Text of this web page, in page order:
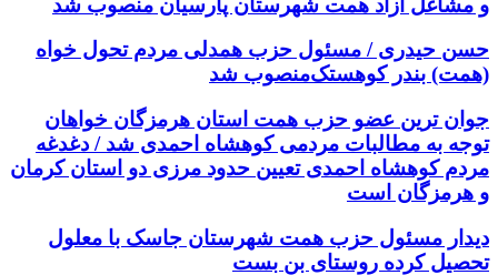
و مشاغل آزاد همت شهرستان پارسیان منصوب شد
حسن حیدری / مسئول حزب همدلی مردم تحول خواه
(همت) بندر کوهستک‌منصوب شد
جوان ترین عضو حزب همت استان هرمزگان خواهان
توجه به مطالبات مردمی کوهشاه احمدی شد / دغدغه
مردم کوهشاه احمدی تعیین حدود مرزی دو استان کرمان
و هرمزگان است
دیدار مسئول حزب همت شهرستان جاسک با معلول
تحصیل کرده روستای بن بست